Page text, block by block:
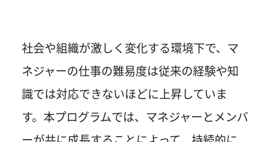
社会や組織が激しく変化する環境下で、マ
ネジャーの仕事の難易度は従来の経験や知
識では対応できないほどに上昇していま
す。本プログラムでは、マネジャーとメンバ